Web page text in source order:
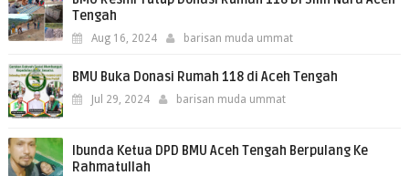
Tengah
Aug 16, 2024 barisan muda ummat
BMU Buka Donasi Rumah 118 di Aceh Tengah
Jul 29, 2024 barisan muda ummat
Ibunda Ketua DPD BMU Aceh Tengah Berpulang Ke
Rahmatullah